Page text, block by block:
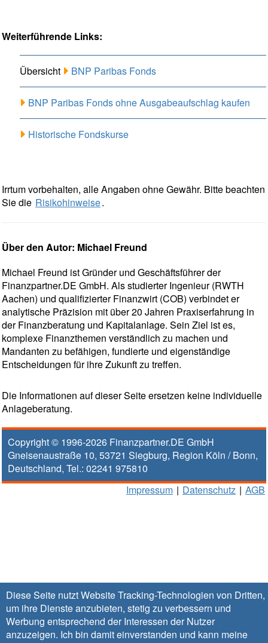
Diese Seite nutzt Website Tracking-Technologien von Dritten,
um ihre Dienste anzubieten, stetig zu verbessern und
Werbung entsprechend der Interessen der Nutzer
anzuzeigen. Ich bin damit einverstanden und kann meine
Weiterführende Links:
Übersicht BNP Paribas Fonds
BNP Paribas Fonds ohne Ausgabeaufschlag kaufen
Historische Fondskurse
Irrtum vorbehalten, alle Angaben ohne Gewähr. Bitte beachten
Sie die Risikohinweise.
Über den Autor: Michael Freund
Michael Freund ist Gründer und Geschäftsführer der
Finanzpartner.DE GmbH. Als studierter Ingenieur (RWTH
Aachen) und qualifizierter Finanzwirt (COB) verbindet er
analytische Präzision mit über 20 Jahren Praxiserfahrung in
der Finanzberatung und Kapitalanlage. Sein Ziel ist es,
komplexe Finanzthemen verständlich zu machen und
Mandanten zu befähigen, fundierte und eigenständige
Entscheidungen für ihre Zukunft zu treffen.
Die Informationen auf dieser Seite ersetzen keine individuelle
Anlageberatung.
Copyright © 1996-2026 Finanzpartner.DE GmbH
Gneisenaustraße 10, 53721 Siegburg, Region Köln / Bonn,
Deutschland, Tel.: 02241 975810
Impressum | Datenschutz | AGB